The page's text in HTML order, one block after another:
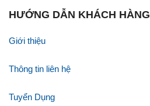
HƯỚNG DẪN KHÁCH HÀNG
Giới thiệu
Thông tin liên hệ
Tuyển Dụng